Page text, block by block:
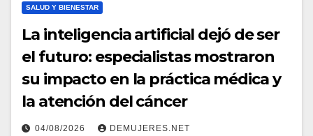
SALUD Y BIENESTAR
La inteligencia artificial dejó de ser
el futuro: especialistas mostraron
su impacto en la práctica médica y
la atención del cáncer
04/08/2026 DEMUJERES.NET